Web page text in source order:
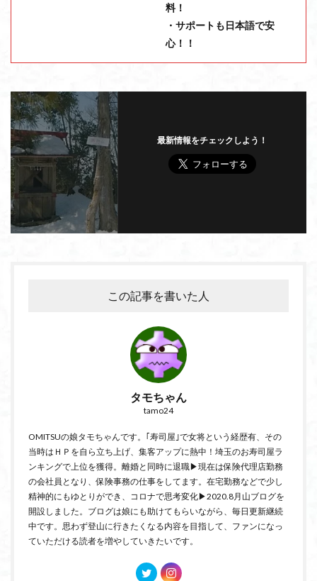
料！
・サポートも日本語で安
心！！
最新情報をチェックしよう！
この記事を書いた人
タモちゃん
tamo24
OMITSUの娘タモちゃんです。｢寿司屋｣で女将という経歴有、その
当時はＨＰを自ら立ち上げ、集客アップに熱中！埼玉のお寿司屋ラ
ンキングで上位を獲得。離婚と同時に退職▶現在は保険代理店勤務
の会社員となり、保険事務の仕事をしてます。在宅勤務などで少し
精神的にもゆとりができ、コロナで思考変化▶2020.8月山ブログを
開設しました。ブログは娘にも助けてもらいながら、毎日更新継続
中です。思わず登山に行きたくなる内容を目指して、ファンになっ
ていただける読者を増やしていきたいです。